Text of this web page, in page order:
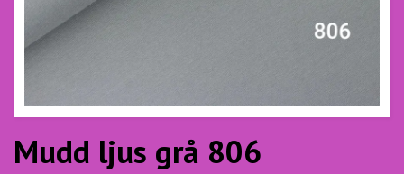
Mudd ljus grå 806